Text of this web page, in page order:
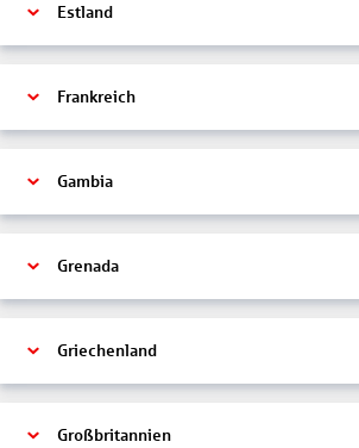
Estland
Frankreich
Gambia
Grenada
Griechenland
Großbritannien